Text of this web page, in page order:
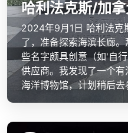
哈利法克斯/加
2024年9月1日 哈利法克
了，准备探索海滨长廊
些名字颇具创意（如'自
供应商。我发现了一个
海洋博物馆，计划稍后去